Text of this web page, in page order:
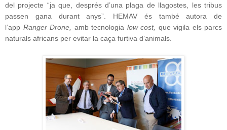
del projecte “ja que, després d’una plaga de llagostes, les tribus
passen gana durant anys”. HEMAV és també autora de
l’app Ranger Drone, amb tecnologia low cost, que vigila els parcs
naturals africans per evitar la caça furtiva d’animals.